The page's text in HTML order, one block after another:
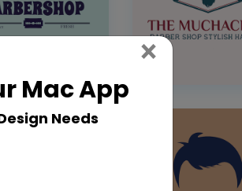
Mac App
Needs
× Close